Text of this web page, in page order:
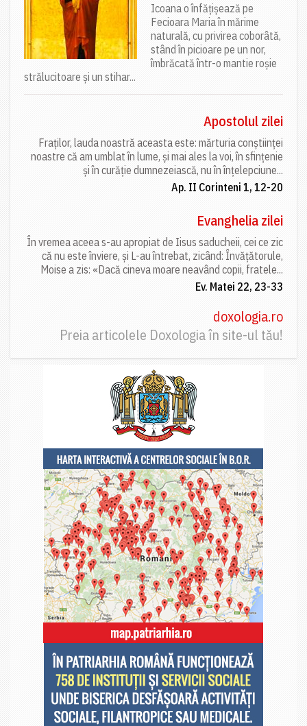
Icoana o înfățișează pe
Fecioara Maria în mărime
naturală, cu privirea coborâtă,
stând în picioare pe un nor,
îmbrăcată într-o mantie roșie
strălucitoare și un stihar...
Apostolul zilei
Fraților, lauda noastră aceasta este: mărturia conștiinței
noastre că am umblat în lume, și mai ales la voi, în sfințenie
și în curăție dumnezeiască, nu în înțelepciune...
Ap. II Corinteni 1, 12-20
Evanghelia zilei
În vremea aceea s-au apropiat de Iisus saducheii, cei ce zic
că nu este înviere, și L-au întrebat, zicând: Învățătorule,
Moise a zis: «Dacă cineva moare neavând copii, fratele...
Ev. Matei 22, 23-33
doxologia.ro
Preia articolele Doxologia în site-ul tău!